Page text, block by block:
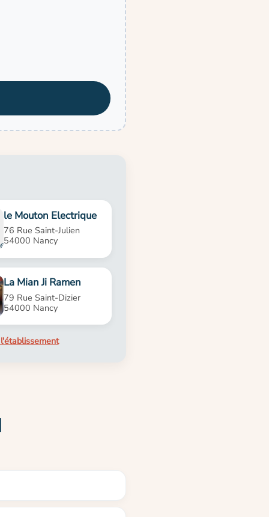
le Mouton Electrique
76 Rue Saint-Julien
54000 Nancy
La Mian Ji Ramen
79 Rue Saint-Dizier
54000 Nancy